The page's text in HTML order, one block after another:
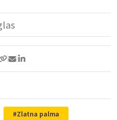
Zlatna palma